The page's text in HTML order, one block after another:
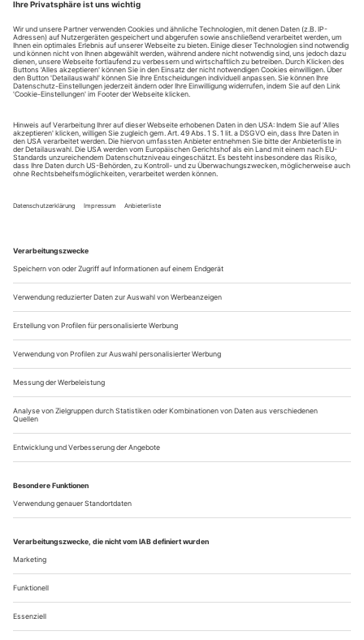
Feinheiten zum Vorschein kommen. Um eine verlässliche
Ausgabe der «Contes d’Hoffmann» wird spätestens gerungen,
nachdem in den siebziger Jahren rund zwölfhundert Manu­
skript-Seiten im Schrank von Offenbachs Urenkel gefunden
worden und in den...
Was tun?
«Così fan tutte» in Berlin, «Titus» in Aachen, Berlin und Potsdam,
Neuauflagen von Mozart-Opern und Briefen sowie ein erster
musica», hat es doppelt schwer. Was tun mit einer Musik, die
nur in Teilen (Arien und Accompagnati) von Mozart selbst
stammt und die sich, weil seine blau­blütigen Auftraggeber es
aus Anlass der Krönung des österreichischen Kaisers Leopold
II. zum...
«Die lustige Witwe» wird hundert
In Hannover kommt Herbert Wernickes letztes Bühnenbild posthum
zu ungewohnten Ehren
Herbert Wernicke hätte es wohl gefallen, dass sein Basler
Bühnenbild für den ersten Teil von Händels «Israel in Egypt»,
das letzte, das er vor seinem Tod im Früh­jahr 2002 noch
entwerfen konnte, in der Jubiläums-Inszenierung der «Lus­
tigen Witwe» in Hannover konserviert und produktiv
weiterentwickelt wird. Mit dem Zuschauerraum des
Bayreuther Festspielhauses auf...
Über uns Kontakt Kritikerumfrage Newsletter